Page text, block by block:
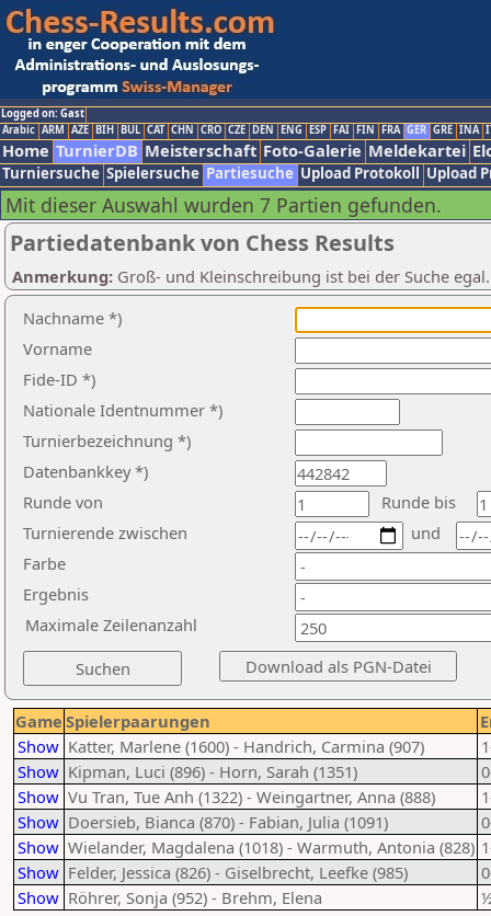
Logged on: Gast
Arabic ARM AZE BIH BUL CAT CHN CRO CZE DEN ENG ESP FAI FIN FRA GER GRE INA
Home TurnierDB Meisterschaft Foto-Galerie Meldekartei
Turniersuche Spielersuche Partiesuche Upload Protokoll Upload
Mit dieser Auswahl wurden 7 Partien gefunden.
Partiedatenbank von Chess Results
Anmerkung: Groß- und Kleinschreibung ist bei der Suche
Nachname *)
Vorname
Fide-ID *)
Nationale Identnummer *)
Turnierbezeichnung *)
Datenbankkey *)
Runde von
Runde bis
Turnierende zwischen
Farbe
Ergebnis
und
Maximale Zeilenanzahl
Game Spielerpaarungen
Show Katter, Marlene (1600) - Handrich, Carmina (907)
Show Kipman, Luci (896) - Horn, Sarah (1351)
Show Vu Tran, Tue Anh (1322) - Weingartner, Anna (888)
Show Doersieb, Bianca (870) - Fabian, Julia (1091)
Show Wielander, Magdalena (1018) - Warmuth, Antonia (828)
Show Felder, Jessica (826) - Giselbrecht, Leefke (985)
Show Röhrer, Sonja (952) - Brehm, Elena